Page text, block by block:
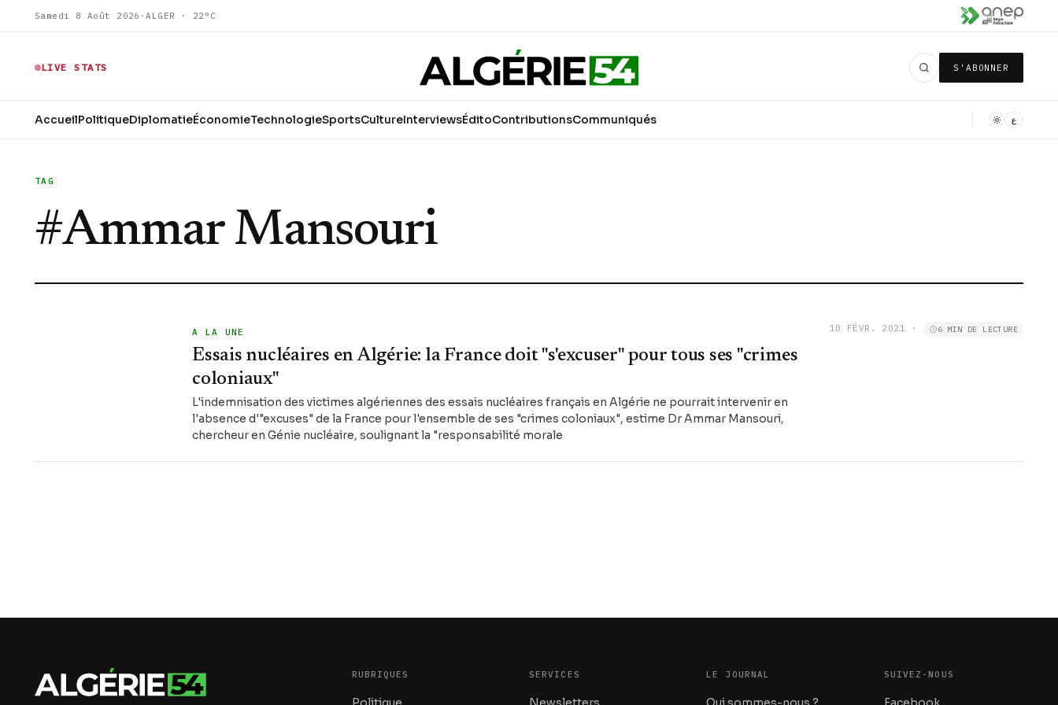
Samedi 8 Août 2026 ·ALGER · 22°C
LIVE STATS S'ABONNER
AccueilPolitiqueDiplomatieÉconomieTechnologieSportsCultureInterviewsÉditoContributionsCommuniqués ع
TAG
#Ammar Mansouri
A LA UNE
Essais nucléaires en Algérie: la France doit "s'excuser" pour tous ses "crimes
coloniaux"
L'indemnisation des victimes algériennes des essais nucléaires français en Algérie ne pourrait intervenir en
l'absence d'"excuses" de la France pour l'ensemble de ses "crimes coloniaux", estime Dr Ammar Mansouri,
chercheur en Génie nucléaire, soulignant la "responsabilité morale
10 FÉVR. 2021 · 6 MIN DE LECTURE
RUBRIQUES SERVICES LE JOURNAL SUIVEZ-NOUS